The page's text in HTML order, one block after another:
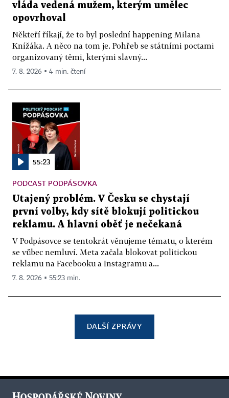
vláda vedená mužem, kterým umělec
opovrhoval
Někteří říkají, že to byl poslední happening Milana
Knížáka. A něco na tom je. Pohřeb se státními poctami
organizovaný těmi, kterými slavný...
7. 8. 2026 ▪ 4 min. čtení
55:23
PODCAST PODPÁSOVKA
Utajený problém. V Česku se chystají
první volby, kdy sítě blokují politickou
reklamu. A hlavní oběť je nečekaná
V Podpásovce se tentokrát věnujeme tématu, o kterém
se vůbec nemluví. Meta začala blokovat politickou
reklamu na Facebooku a Instagramu a...
7. 8. 2026 ▪ 55:23 min.
DALŠÍ ZPRÁVY